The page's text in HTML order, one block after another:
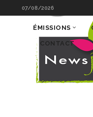
07/08/2026
ÉMISSIONS
CONTACT